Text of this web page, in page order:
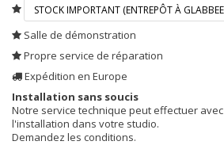
STOCK IMPORTANT (ENTREPÔT À
Salle de démonstration
Propre service de réparation
Expédition en Europe
Installation sans soucis
Notre service technique peut effectuer
l'installation dans votre studio.
Demandez les conditions.